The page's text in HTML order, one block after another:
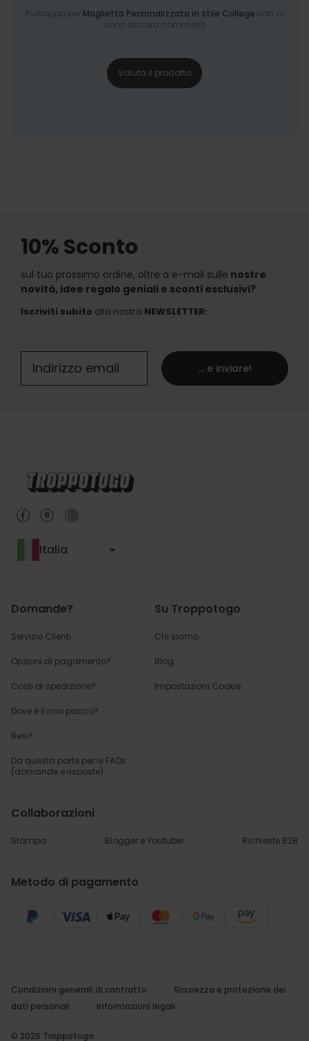
Purtroppo per Maglietta Personalizzata in stile College non ci
sono ancora commenti
Valuta il prodotto
10% Sconto
sul tuo prossimo ordine, oltre a e-mail sulle nostre
novità, idee regalo geniali e sconti esclusivi?
Iscriviti subito alla nostra NEWSLETTER:
... e inviare!
Italia
Domande?
Servizio Clienti
Opzioni di pagamento?
Costi di spedizione?
Dove è il mio pacco?
Resi?
Da questa parte per le FAQs
(domande e risposte)
Su Troppotogo
Chi siamo
Blog
Impostazioni Cookie
Collaborazioni
Stampa Blogger e Youtuber Richieste B2B
Metodo di pagamento
Condizioni generali di contratto
Sicurezza e protezione dei
dati personali
Informazioni legali
© 2026 Troppotogo